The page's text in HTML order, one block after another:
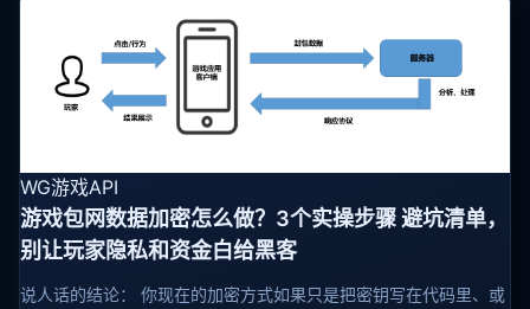
WG游戏API
游戏包网数据加密怎么做？3个实操步骤 避坑清单，
别让玩家隐私和资金白给黑客
说人话的结论： 你现在的加密方式如果只是把密钥写在代码里、或